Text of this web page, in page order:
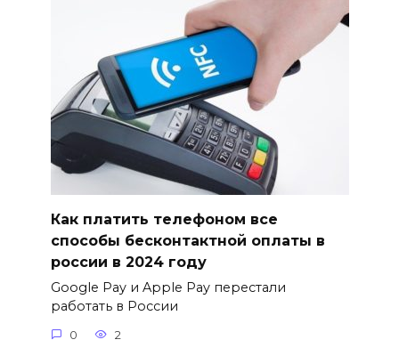
Как платить телефоном все
способы бесконтактной оплаты в
россии в 2024 году
Google Pay и Apple Pay перестали
работать в России
0 2